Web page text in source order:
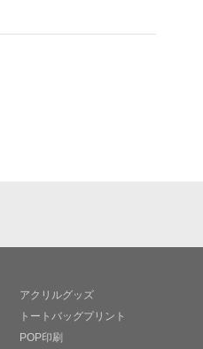
アクリルグッズ
トートバッグプリント
POP印刷